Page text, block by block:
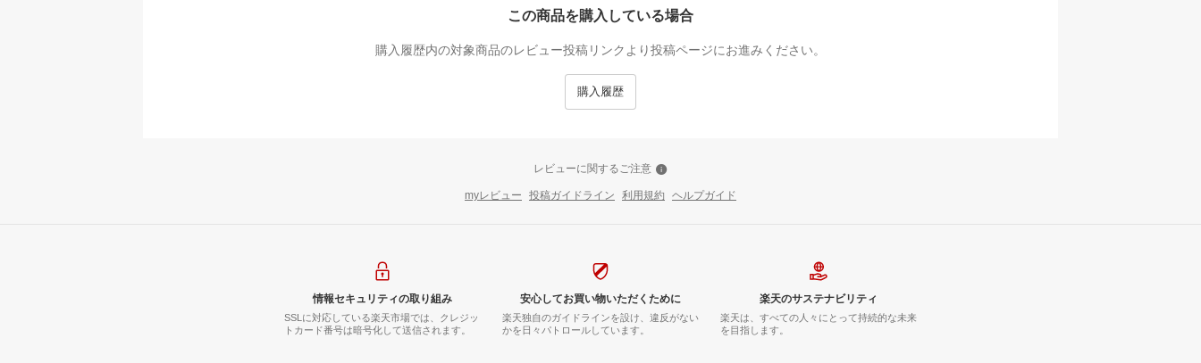
この商品を購入している場合
購入履歴内の対象商品のレビュー投稿リンクより投稿ページにお進みください。
購入履歴
レビューに関するご注意
myレビュー 投稿ガイドライン 利用規約 ヘルプガイド
情報セキュリティの取り組み
SSLに対応している楽天市場では、クレジッ
トカード番号は暗号化して送信されます。
安心してお買い物いただくために
楽天独自のガイドラインを設け、違反がない
かを日々パトロールしています。
楽天のサステナビリティ
楽天は、すべての人々にとって持続的な未来
を目指します。